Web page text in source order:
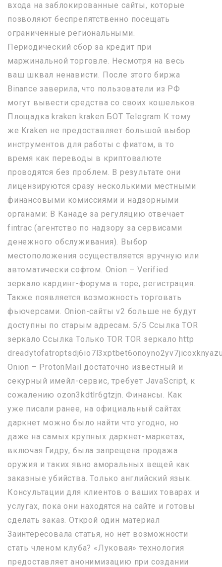
входа на заблокированные сайты, которые
позволяют беспрепятственно посещать
ограниченные региональными.
Периодический сбор за кредит при
маржинальной торговле. Несмотря на весь
ваш шквал ненависти. После этого биржа
Binance заверила, что пользователи из РФ
могут вывести средства со своих кошельков.
Площадка kraken kraken БОТ Telegram К тому
же Kraken не предоставляет большой выбор
инструментов для работы с фиатом, в то
время как переводы в криптовалюте
проводятся без проблем. В результате они
лицензируются сразу несколькими местными
финансовыми комиссиями и надзорными
органами: В Канаде за регуляцию отвечает
fintrac (агентство по надзору за сервисами
денежного обслуживания). Выбор
местоположения осуществляется вручную или
автоматически софтом. Onion – Verified
зеркало кардинг-форума в торе, регистрация.
Также появляется возможность торговать
фьючерсами. Onion-сайты v2 больше не будут
доступны по старым адресам. 5/5 Ссылка TOR
зеркало Ссылка Только TOR TOR зеркало http
Onion – ProtonMail достаточно известный и
секурный имейл-сервис, требует JavaScript, к
сожалению ozon3kdtlr6gtzjn. Финансы. Как
уже писали ранее, на официальный сайтах
даркнет можно было найти что угодно, но
даже на самых крупных даркнет-маркетах,
включая Гидру, была запрещена продажа
оружия и таких явно аморальных вещей как
заказные убийства. Только английский язык.
Консультации для клиентов о ваших товарах и
услугах, пока они находятся на сайте и готовы
сделать заказ. Открой один материал
Заинтересовала статья, но нет возможности
стать членом клуба? «Луковая» технология
предоставляет анонимизацию при создании